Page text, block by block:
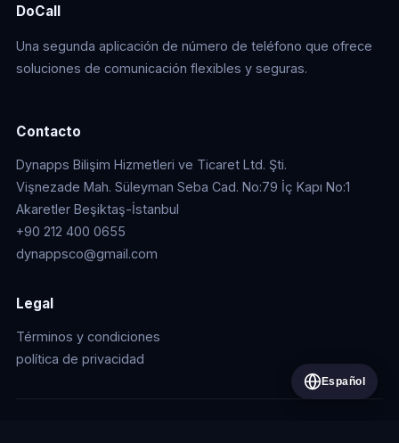
DoCall
Una segunda aplicación de número de teléfono que ofrece
soluciones de comunicación flexibles y seguras.
Contacto
Dynapps Bilişim Hizmetleri ve Ticaret Ltd. Şti.
Vişnezade Mah. Süleyman Seba Cad. No:79 İç Kapı No:1
Akaretler Beşiktaş-İstanbul
+90 212 400 0655
dynappsco@gmail.com
Legal
Términos y condiciones
política de privacidad
Español